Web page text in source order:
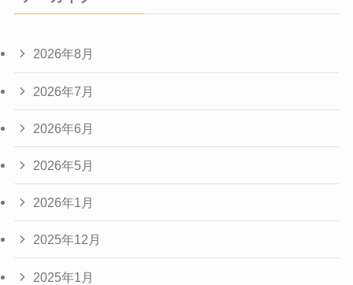
2026年8月
2026年7月
2026年6月
2026年5月
2026年1月
2025年12月
2025年1月